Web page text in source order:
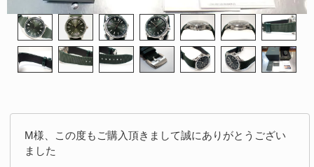
M様、この度もご購入頂きまして誠にありがとうござい
ました